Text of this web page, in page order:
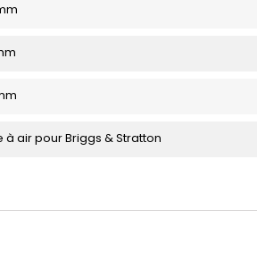
à air pour Briggs & Stratton